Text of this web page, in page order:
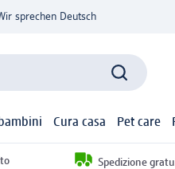
sprechen Deutsch
Cura casa Pet care
Spedizione